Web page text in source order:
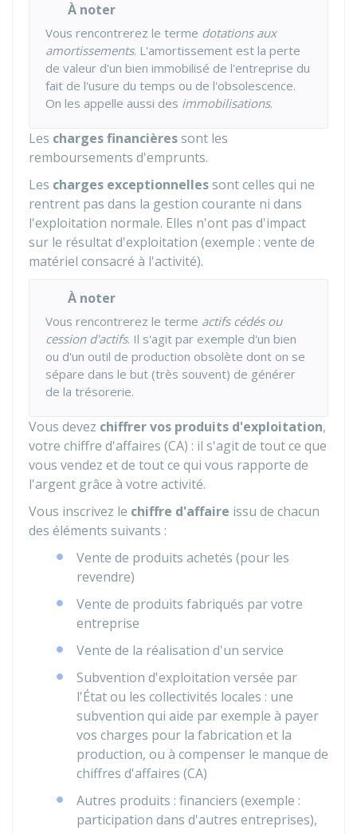
À noter
Vous rencontrerez le terme dotations aux
amortissements. L'amortissement est la perte
de valeur d'un bien immobilisé de l'entreprise du
fait de l'usure du temps ou de l'obsolescence.
On les appelle aussi des immobilisations.
Les charges financièressont les
remboursements d'emprunts.
Les charges exceptionnellessont celles qui ne
rentrent pas dans la gestion courante ni dans
l'exploitation normale. Elles n'ont pas d'impact
sur le résultat d'exploitation (exemple : vente de
matériel consacré à l'activité).
À noter
Vous rencontrerez le terme actifs cédés ou
cession d'actifs. Il s'agit par exemple d'un bien
ou d'un outil de production obsolète dont on se
sépare dans le but (très souvent) de générer
de la trésorerie.
Vous devez chiffrer vos produits d'exploitation,
votre chiffre d'affaires (CA) : il s'agit de tout ce que
vous vendez et de tout ce qui vous rapporte de
l'argent grâce à votre activité.
Vous inscrivez le chiffre d'affaire issu de chacun
des éléments suivants :
Vente de produits achetés (pour les
revendre)
Vente de produits fabriqués par votre
entreprise
Vente de la réalisation d'un service
Subvention d'exploitation versée par
l'État ou les collectivités locales : une
subvention qui aide par exemple à payer
vos charges pour la fabrication et la
production, ou à compenser le manque de
chiffres d'affaires (CA)
Autres produits : financiers (exemple :
participation dans d'autres entreprises),